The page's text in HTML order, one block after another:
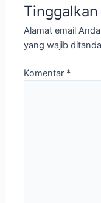
Tinggalkan
Alamat email
yang wajib
Komentar *